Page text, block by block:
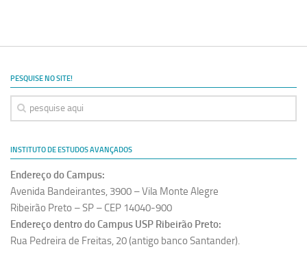
PESQUISE NO SITE!
INSTITUTO DE ESTUDOS AVANÇADOS
Endereço do Campus:
Avenida Bandeirantes, 3900 – Vila Monte Alegre
Ribeirão Preto – SP – CEP 14040-900
Endereço dentro do Campus USP Ribeirão Preto:
Rua Pedreira de Freitas, 20 (antigo banco Santander).